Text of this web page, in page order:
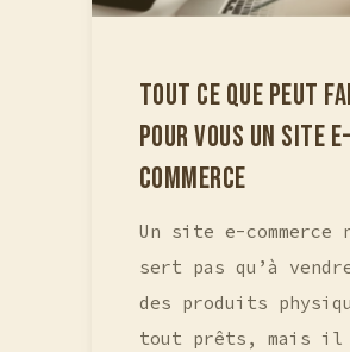
TOUT CE QUE PEUT
POUR VOUS UN SITE E-
COMMERCE
Un site e-commerce
sert pas qu’à
des produits
tout prêts, mais il